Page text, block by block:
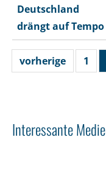
Deutschland
drängt auf Tempo
vorherige 1
Interessante